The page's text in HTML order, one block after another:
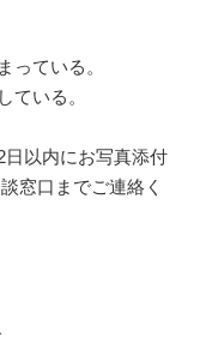
っている。
ている。
以内にお写真添付
窓口までご連絡く